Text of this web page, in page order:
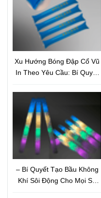
Xu Hướng Bóng Đập Cổ Vũ
In Theo Yêu Cầu: Bí Quyết
– Bí Quyết Tạo Bầu Không
Khí Sôi Động Cho Mọi Sự